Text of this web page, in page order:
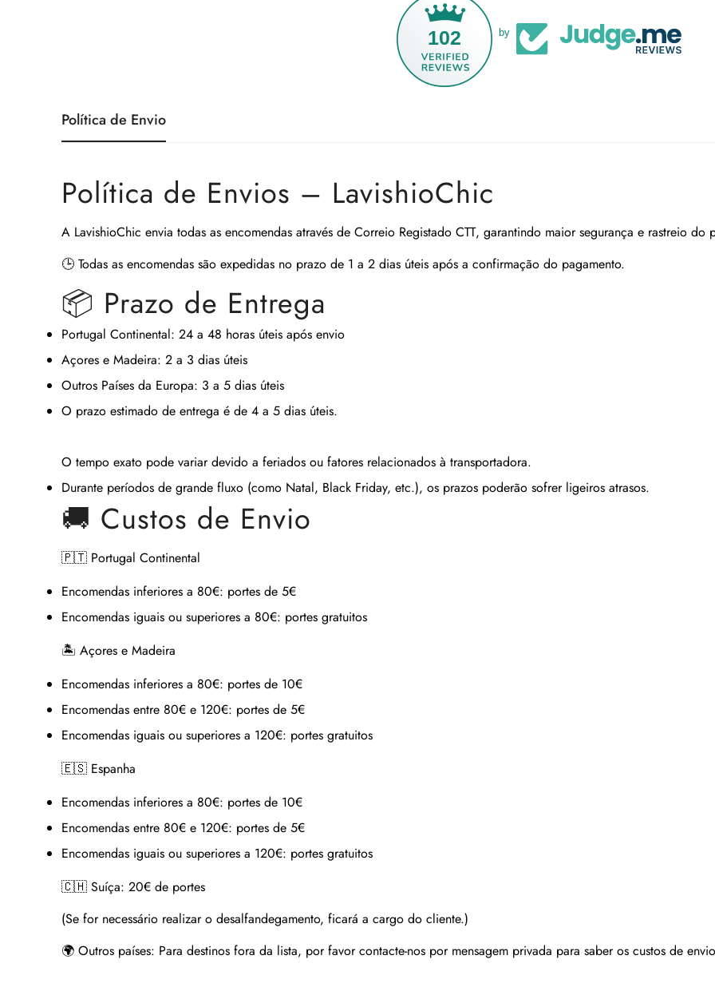
102 by
Política de Envio
Política de Envios – LavishioChic
A LavishioChic envia todas as encomendas através de Correio Registado CTT, garantindo maior segurança e rastreio do
🕒 Todas as encomendas são expedidas no prazo de 1 a 2 dias úteis após a confirmação do pagamento.
📦 Prazo de Entrega
Portugal Continental: 24 a 48 horas úteis após envio
Açores e Madeira: 2 a 3 dias úteis
Outros Países da Europa: 3 a 5 dias úteis
O prazo estimado de entrega é de 4 a 5 dias úteis.
O tempo exato pode variar devido a feriados ou fatores relacionados à transportadora.
Durante períodos de grande fluxo (como Natal, Black Friday, etc.), os prazos poderão sofrer ligeiros atrasos.
🚚 Custos de Envio
🇵🇹 Portugal Continental
Encomendas inferiores a 80€: portes de 5€
Encomendas iguais ou superiores a 80€: portes gratuitos
🏝 Açores e Madeira
Encomendas inferiores a 80€: portes de 10€
Encomendas entre 80€ e 120€: portes de 5€
Encomendas iguais ou superiores a 120€: portes gratuitos
🇪🇸 Espanha
Encomendas inferiores a 80€: portes de 10€
Encomendas entre 80€ e 120€: portes de 5€
Encomendas iguais ou superiores a 120€: portes gratuitos
🇨🇭 Suíça: 20€ de portes
(Se for necessário realizar o desalfandegamento, ficará a cargo do cliente.)
🌍 Outros países: Para destinos fora da lista, por favor contacte-nos por mensagem privada para saber os custos de